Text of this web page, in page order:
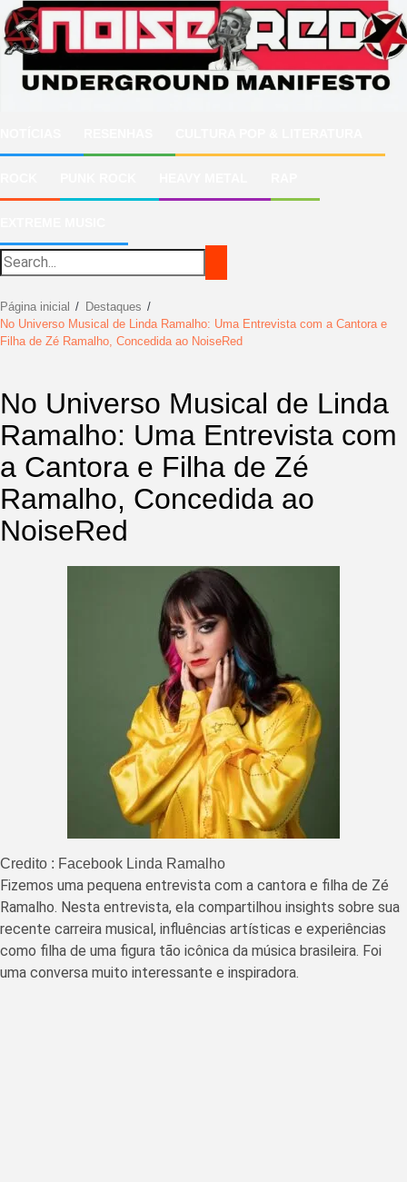
para
o
conteúdo
Página inicial
Destaques
No Universo Musical de Linda Ramalho: Uma Entrevista com a Cantora e
Filha de Zé Ramalho, Concedida ao NoiseRed
No Universo Musical de Linda
Ramalho: Uma Entrevista com
a Cantora e Filha de Zé
Ramalho, Concedida ao
NoiseRed
Credito : Facebook Linda Ramalho
Fizemos uma pequena entrevista com a cantora e filha de Zé
Ramalho. Nesta entrevista, ela compartilhou insights sobre sua
recente carreira musical, influências artísticas e experiências
como filha de uma figura tão icônica da música brasileira. Foi
uma conversa muito interessante e inspiradora.